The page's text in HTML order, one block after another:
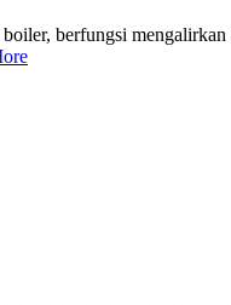
berfungsi mengalirkan